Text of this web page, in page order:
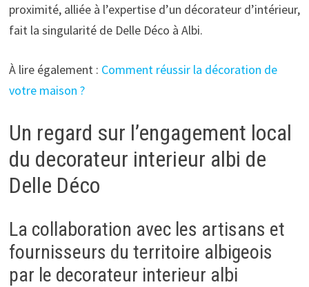
proximité, alliée à l’expertise d’un décorateur d’intérieur,
fait la singularité de Delle Déco à Albi.
À lire également : Comment réussir la décoration de
votre maison ?
Un regard sur l’engagement local
du decorateur interieur albi de
Delle Déco
La collaboration avec les artisans et
fournisseurs du territoire albigeois
par le decorateur interieur albi